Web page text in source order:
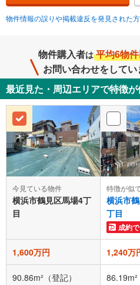
物件情報の誤りや掲載違反を発見された
物件購入者は 平均6物
お問い合わせをしてい
最近見た・周辺エリアで特徴
今見ている物件
横浜市鶴見区馬場4丁
目
特徴が似
横浜市
丁目
成約
1,600万円 1,240万
90.86m²（登記） 86.19m²